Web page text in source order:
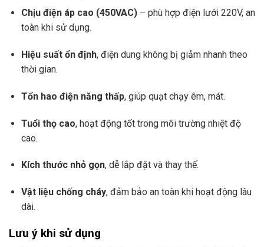
Chịu điện áp cao (450VAC)– phù hợp điện lưới 220V, an
toàn khi sử dụng.
Hiệu suất ổn định, điện dung không bị giảm nhanh theo
thời gian.
Tổn hao điện năng thấp, giúp quạt chạy êm, mát.
Tuổi thọ cao, hoạt động tốt trong môi trường nhiệt độ
cao.
Kích thước nhỏ gọn, dễ lắp đặt và thay thế.
Vật liệu chống cháy, đảm bảo an toàn khi hoạt động lâu
dài.
Lưu ý khi sử dụng